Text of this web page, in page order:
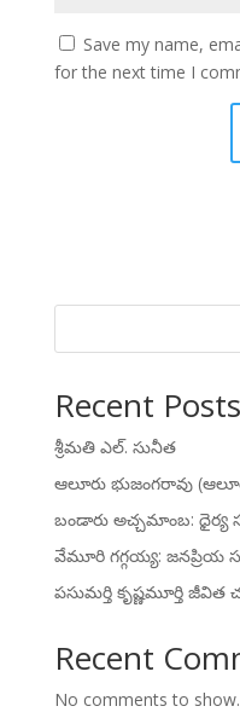
Save my name,
for the next time I
Recent Posts
శ్రీమతి ఎల్. సునీత
ఆలూరు భుజంగరావు
బండారు అచ్చమాంబ: ధైర్య
వేమూరి గగ్గయ్య: జనప్రియ
పసుమర్తి కృష్ణమూర్తి జీవిత
Recent
No comments to show.